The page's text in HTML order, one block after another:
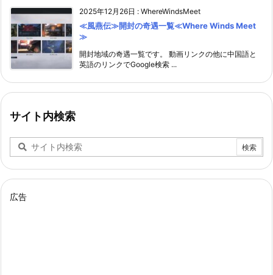
2025年12月26日 : WhereWindsMeet
≪風燕伝≫開封の奇遇一覧≪Where Winds Meet
≫
開封地域の奇遇一覧です。 動画リンクの他に中国語と
英語のリンクでGoogle検索 ...
サイト内検索
広告